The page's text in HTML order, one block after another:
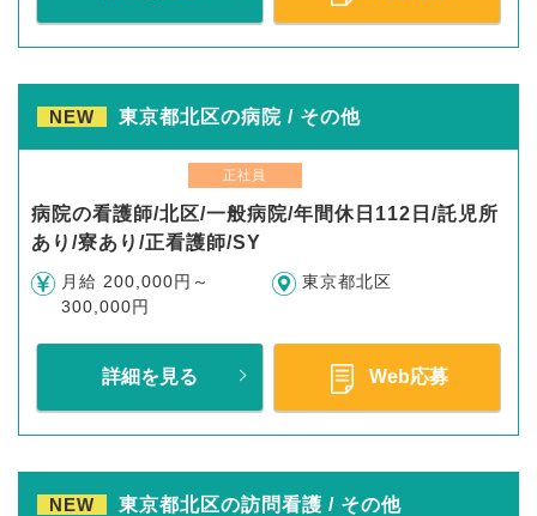
NEW 東京都北区の病院 / その他
正社員
病院の看護師/北区/一般病院/年間休日112日/託児所
あり/寮あり/正看護師/SY
月給 200,000円～
300,000円
東京都北区
詳細を見る Web応募
NEW 東京都北区の訪問看護 / その他